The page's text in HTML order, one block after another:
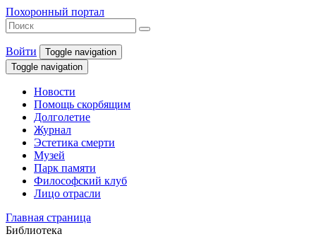
Похоронный портал
Войти
Toggle navigation
Toggle navigation
Новости
Помощь скорбящим
Долголетие
Журнал
Эстетика смерти
Музей
Парк памяти
Философский клуб
Лицо отрасли
Главная страница
Библиотека